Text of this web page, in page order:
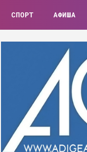
СПОРТ АФИША